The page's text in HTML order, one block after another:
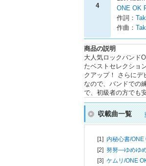
4
ONE OK
作詞：
作曲：
商品の説明
大人気ロックバンド
たベストセレクショ
クアップ！ さらにデ
なので、バンドでの
で、初級者の方でも
収載曲一覧
[1] 内秘心書/ONE
[2] 努努―ゆめゆ
[3] ケムリ/ONE